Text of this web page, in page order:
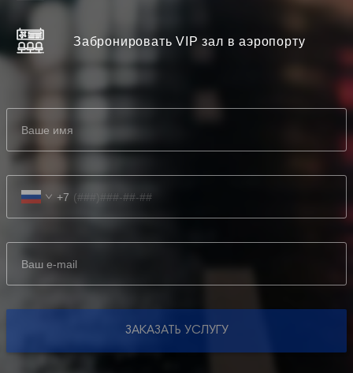
+7
ЗАКАЗАТЬ УСЛУГУ
Забронировать VIP зал в аэропорту